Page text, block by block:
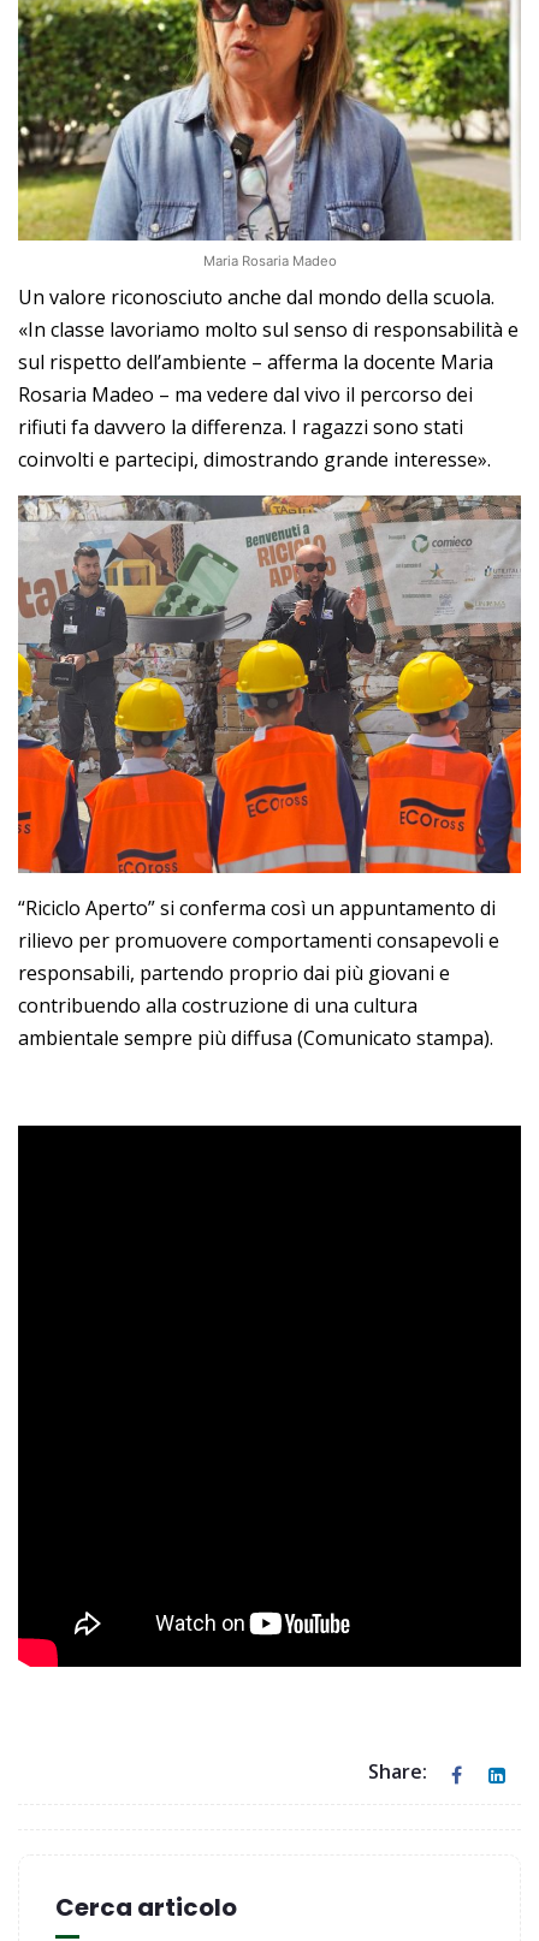
Maria Rosaria Madeo
Un valore riconosciuto anche dal mondo della scuola.
«In classe lavoriamo molto sul senso di responsabilità e
sul rispetto dell’ambiente – afferma la docente Maria
Rosaria Madeo – ma vedere dal vivo il percorso dei
rifiuti fa davvero la differenza. I ragazzi sono stati
coinvolti e partecipi, dimostrando grande interesse».
“Riciclo Aperto” si conferma così un appuntamento di
rilievo per promuovere comportamenti consapevoli e
responsabili, partendo proprio dai più giovani e
contribuendo alla costruzione di una cultura
ambientale sempre più diffusa (Comunicato stampa).
Share:
Cerca articolo